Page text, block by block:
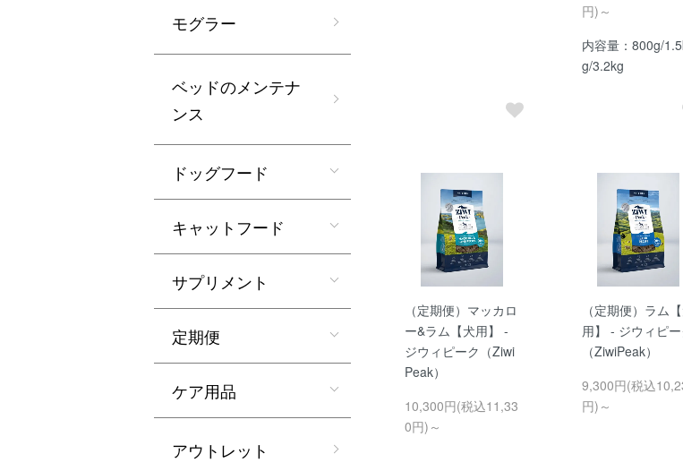
円)～
内容量：800g/
g/3.2kg
（定期便）マッカロ
ー&ラム【犬用】 -
ジウィピーク（Ziwi
Peak）
10,300円(税込11,33
0円)～
（定期便）ラム
用】 - ジウィピー
（ZiwiPeak）
9,300円(税込
円)～
モグラー
ベッドのメンテナ
ンス
ドッグフード
キャットフード
サプリメント
定期便
ケア用品
アウトレット